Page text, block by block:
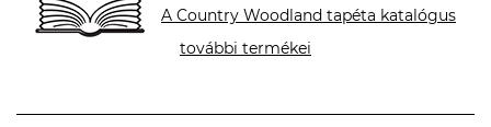
A Country Woodland tapéta katalógus
további termékei